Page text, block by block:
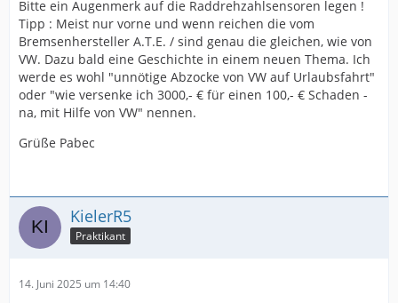
Bitte ein Augenmerk auf die Raddrehzahlsensoren legen !
Tipp : Meist nur vorne und wenn reichen die vom
Bremsenhersteller A.T.E. / sind genau die gleichen, wie von
VW. Dazu bald eine Geschichte in einem neuen Thema. Ich
werde es wohl "unnötige Abzocke von VW auf Urlaubsfahrt"
oder "wie versenke ich 3000,- € für einen 100,- € Schaden -
na, mit Hilfe von VW" nennen.
Grüße Pabec
KielerR5
Praktikant
14. Juni 2025 um 14:40